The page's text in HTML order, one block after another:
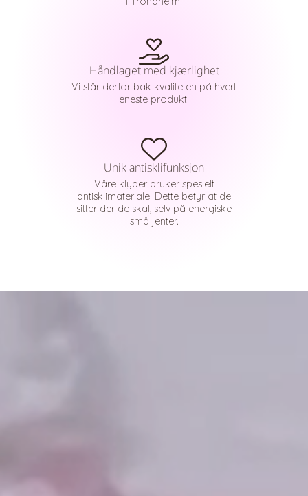
Håndlaget med kjærlighet
Vi står derfor bak kvaliteten på hvert
eneste produkt.
Unik antisklifunksjon
Våre klyper bruker spesielt
antisklimateriale. Dette betyr at de
sitter der de skal, selv på energiske
små jenter.